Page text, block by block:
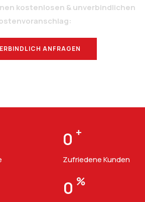
kostenlosen & unverbindlichen
ANFRAGEN
0 +
Zufriedene Kunden
0 %